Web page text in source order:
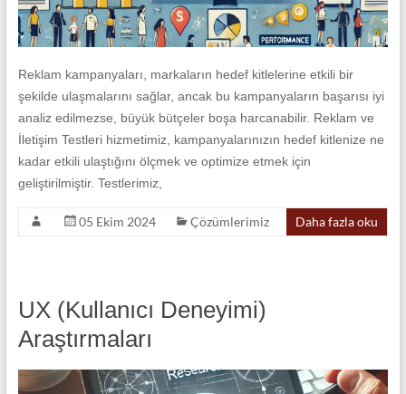
Reklam kampanyaları, markaların hedef kitlelerine etkili bir
şekilde ulaşmalarını sağlar, ancak bu kampanyaların başarısı iyi
analiz edilmezse, büyük bütçeler boşa harcanabilir. Reklam ve
İletişim Testleri hizmetimiz, kampanyalarınızın hedef kitlenize ne
kadar etkili ulaştığını ölçmek ve optimize etmek için
geliştirilmiştir. Testlerimiz,
05 Ekim 2024 Çözümlerimiz Daha fazla oku
UX (Kullanıcı Deneyimi)
Araştırmaları